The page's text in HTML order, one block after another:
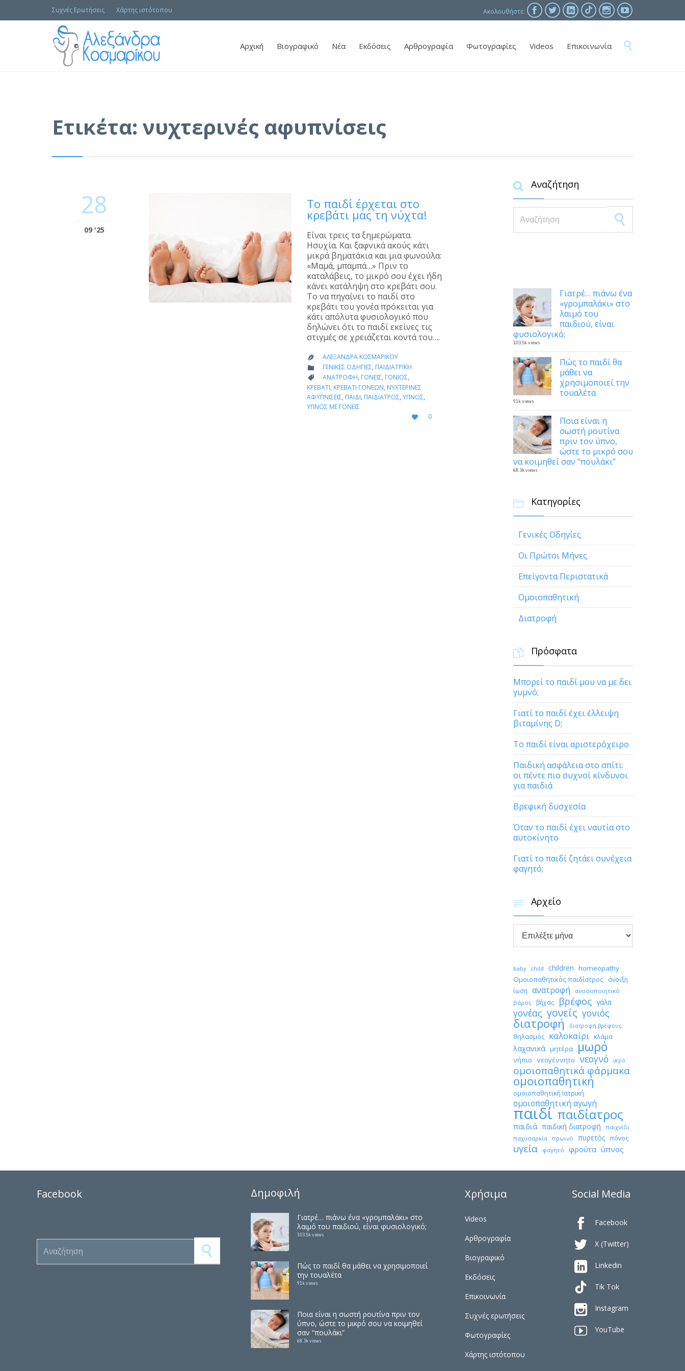
Συχνές Ερωτήσεις Χάρτης ιστότοπου Ακολουθήστε:     
Skip
to
Αρχική Βιογραφικό Νέα Εκδόσεις Αρθρογραφία Φωτογραφίες Videos Επικοινωνία 
Ετικέτα: νυχτερινές αφυπνίσεις
28
09 '25
Το παιδί έρχεται στο
κρεβάτι μας τη νύχτα!
Είναι τρεις τα ξημερώματα.
Ησυχία. Και ξαφνικά ακούς κάτι
μικρά βηματάκια και μια φωνούλα:
«Μαμά, μπαμπά…» Πριν το
καταλάβεις, το μικρό σου έχει ήδη
κάνει κατάληψη στο κρεβάτι σου.
Το να πηγαίνει το παιδί στο
κρεβάτι του γονέα πρόκειται για
κάτι απόλυτα φυσιολογικό που
δηλώνει ότι το παιδί εκείνες τις
στιγμές σε χρειάζεται κοντά του….
 ΑΛΕΞΆΝΔΡΑ ΚΟΣΜΑΡΊΚΟΥ
 CATEGORY
ΓΕΝΙΚΈΣ ΟΔΗΓΊΕΣ, ΠΑΙΔΙΑΤΡΙΚΉ
 CATEGORY
ΑΝΑΤΡΟΦΉ, ΓΟΝΕΊΣ, ΓΟΝΙΌΣ,
ΚΡΕΒΑΤΙ, ΚΡΕΒΆΤΙ ΓΟΝΈΩΝ, ΝΥΧΤΕΡΙΝΈΣ
ΑΦΥΠΝΊΣΕΙΣ, ΠΑΙΔΊ, ΠΑΙΔΊΑΤΡΟΣ, ΎΠΝΟΣ,
ΎΠΝΟΣ ΜΕ ΓΟΝΕΊΣ

LOVE
IT
0
 Αναζήτηση
Γιατρέ… πιάνω ένα
«γρομπαλάκι» στο
λαιμό του
παιδιού, είναι
φυσιολογικό;
103.5k views
Πώς το παιδί θα
μάθει να
χρησιμοποιεί την
τουαλέτα
91k views
Ποια είναι η
σωστή ρουτίνα
πριν τον ύπνο,
ώστε το μικρό σου
να κοιμηθεί σαν “πουλάκι”
68.3k views
 Κατηγορίες
Γενικές Οδηγίες
Οι Πρώτοι Μήνες
Επείγοντα Περιστατικά
Ομοιοπαθητική
Διατροφή
 Πρόσφατα
Μπορεί το παιδί μου να με δει
γυμνό;
Γιατί το παιδί έχει έλλειψη
βιταμίνης D;
Το παιδί είναι αριστερόχειρο
Παιδική ασφάλεια στο σπίτι:
οι πέντε πιο συχνοί κίνδυνοι
για παιδιά
Βρεφική δυσχεσία
Όταν το παιδί έχει ναυτία στο
αυτοκίνητο
Γιατί το παιδί ζητάει συνέχεια
φαγητό;
 Αρχείο
Αρχείο
baby child children homeopathy
Ομοιοπαθητικός παιδίατρος άνοιξη
ίωση ανατροφή
ανοσοποιητικό
βάρος
βήχας βρέφος γάλα
γονέας γονείς γονιός
διατροφή διατροφή βρέφους
θηλασμός καλοκαίρι κλάμα
λαχανικά μητέρα μωρό
νήπιο νεογέννητο νεογνό νερό
ομοιοπαθητικά φάρμακα
ομοιοπαθητική
ομοιοπαθητική Ιατρική
ομοιοπαθητική αγωγή
παιδί παιδίατρος
παιδιά παιδική διατροφή
παιχνίδι
παχυσαρκία πρωινό πυρετός πόνος
υγεία φαγητό φρούτα ύπνος
Facebook
Search for:
Δημοφιλή
Γιατρέ… πιάνω ένα «γρομπαλάκι» στο
λαιμό του παιδιού, είναι φυσιολογικό;
103.5k views
Πώς το παιδί θα μάθει να χρησιμοποιεί
την τουαλέτα
91k views
Ποια είναι η σωστή ρουτίνα πριν τον
ύπνο, ώστε το μικρό σου να κοιμηθεί
σαν “πουλάκι”
68.3k views
Χρήσιμα
Videos
Αρθρογραφία
Βιογραφικό
Εκδόσεις
Επικοινωνία
Συχνές ερωτήσεις
Φωτογραφίες
Χάρτης ιστότοπου
Social Media
 Facebook
 X (Twitter)
 Linkedin
Tik Tok
 Instagram
 YouTube